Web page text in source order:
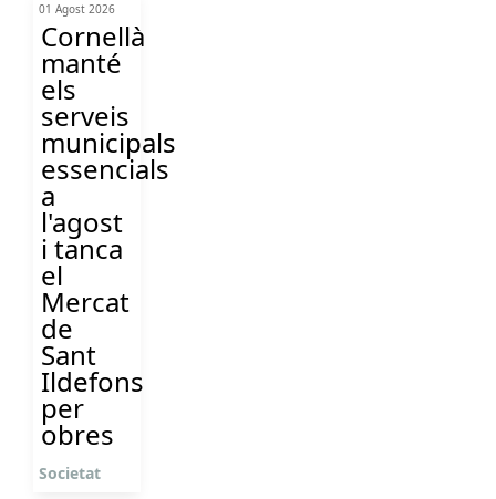
01 Agost 2026
Cornellà
manté
els
serveis
municipals
essencials
a
l'agost
i tanca
el
Mercat
de
Sant
Ildefons
per
obres
Societat